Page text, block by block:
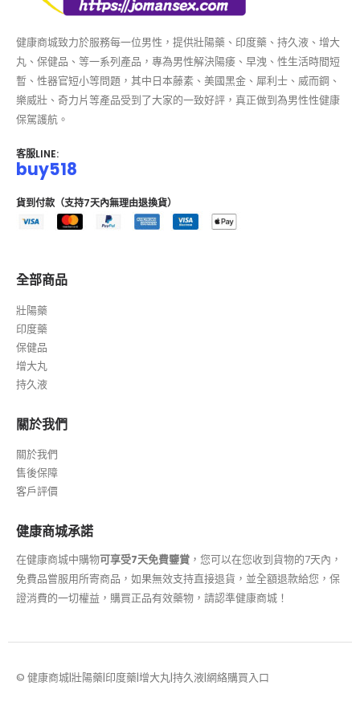
健康商城致力於服務每一位男性，提供壯陽藥、印度藥、持久液、增大
丸、保健品、等一系列產品，專為男性解決陽痿、早洩、性生活時間短
暫、性器官短小等問題，其中日本藤素、美國黑金、犀利士、威而鋼、
樂威壯、奇力片等產品受到了大家的一致好評，真正做到為男性性健康
保駕護航。
客服LINE:
buy518
貨到付款（支持7天內無理由退換貨）
全部商品
壯陽藥
印度藥
保健品
增大丸
持久液
關於我們
關於我們
售後保障
客戶評價
健康商城承諾
在健康商城中購物可享受7天免費鑒賞 ，您可以在您收到貨物的7天內，
免費品嘗服用所寄商品，如果無效支持直接退貨，並全額退款給您，保
證消費的一切權益，購買正品有效藥物，請認準健康商城！
© 健康商城|壯陽藥|印度藥|增大丸|持久液|網絡購買入口